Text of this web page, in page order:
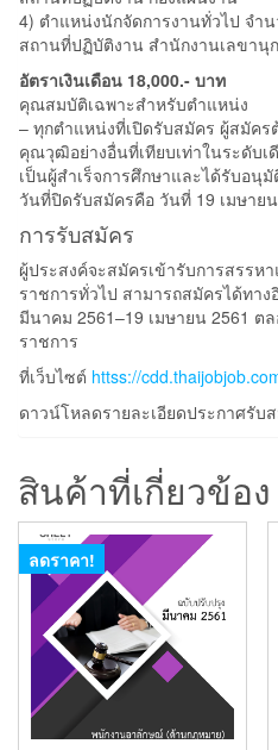
4) ตำแหน่งนักจัดการงานทั่วไป จำ
สถานที่ปฏิบัติงาน สำนักงานเลขานุ
อัตราเงินเดือน 18,000.- บาท
คุณสมบัติเฉพาะสำหรับตำแหน่ง
– ทุกตำแหน่งที่เปิดรับสมัคร ผู้สมัค
คุณวุฒิอย่างอื่นที่เทียบเท่าในระดับ
เป็นผู้สำเร็จการศึกษาและได้รับอนุ
วันที่ปิดรับสมัครคือ วันที่ 19 เมษายน
การรับสมัคร
ผู้ประสงค์จะสมัครเข้ารับการสรรห
ราชการทั่วไป สามารถสมัครได้ทา
มีนาคม 2561–19 เมษายน 2561 ต
ราชการ
ที่เว็บไซต์ httss://
ดาวน์โหลดรายละเอียดประกาศรับ
สินค้าที่เกี่ยวข้อง
ลดราคา!